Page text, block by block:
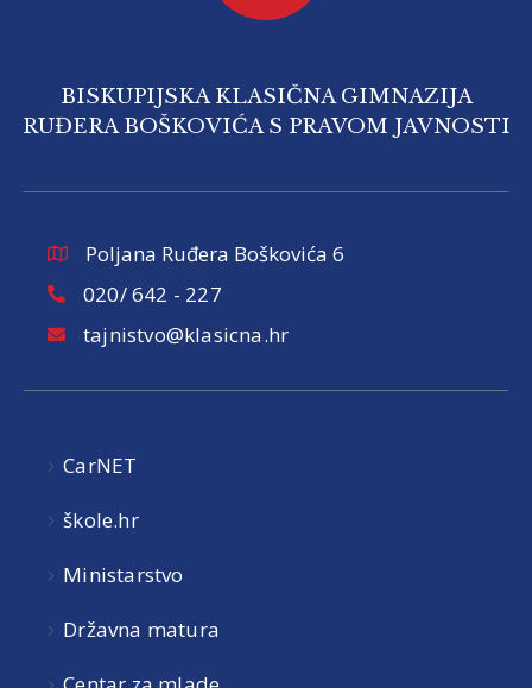
BISKUPIJSKA KLASIČNA GIMNAZIJA
RUĐERA BOŠKOVIĆA S PRAVOM JAVNOSTI
Poljana Ruđera Boškovića 6
020/ 642 - 227
tajnistvo@klasicna.hr
CarNET
škole.hr
Ministarstvo
Državna matura